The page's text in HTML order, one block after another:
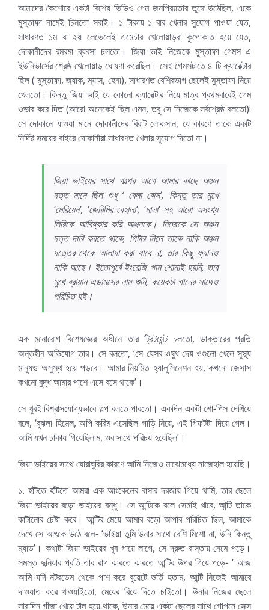
আমাদের কৈশোরে একটা বিশেষ ভিডিও গেম জনপ্রিয়তার তুঙ্গে উঠেছিল, একে
মুস্তাফা নামেই চিনতো সবাই। ১ টাকায় ১ বার খেলার সুযোগ পাওয়া যেত,
সাধারণত ১ম বা ২য় লেভেলেই এমেচার খেলোয়াড়রা কুপোকাত হয়ে যেত,
দোকানীদের রমরমা ব্যবসা চলতো। জিয়া ভাই নিজেকে মুস্তাফা গেমস এ
ইউনিভার্সের শ্রেষ্ঠ খেলোয়াড় ঘোষণা করেছিল। সেই গেমসটাতে ৪ টি ক্যারেক্টার
ছিল ( মুস্তাফা, জ্যাক, ম্যাস, হেনা), সাধারণত বেশিরভাগ ছেলেই মুস্তাফা নিয়ে
খেলতো। কিন্তু জিয়া ভাই যে কোনো ক্যারেক্টার নিয়ে মাত্র প্রথমবারেই গেম
ওভার করে দিত (আরো অনেকেই ছিল এমন, তবু সে নিজেকে সর্বশ্রেষ্ঠ বলতো)৷
সে দোকানে যাওয়া মানে দোকানীদের বিরাট লোকসান, যে কারণে তাকে একটি
নির্দিষ্ট সময়ের বাইরে দোকানীরা সাধারণত খেলার সুযোগ দিতো না।
জিয়া ভাইয়ের সাথে গল্পের আগে আমার কাছে অঞ্জন
দত্ত মানে ছিল শুধু ‘ বেলা বোস’, কিন্তু তার মুখে
‘মেরিয়েন’, ‘জেরিমির বেহালা’, ‘মালা’ সহ আরো অসংখ্য
লিরিকে আবিষ্কার করি অঞ্জনকে। নিজেকে সে অঞ্জন
দত্ত দাবি করতে থাকে, গিটার নিলে তাকে নাকি অঞ্জন
দত্তের থেকে আলাদা করা যাবে না, তার কিছু ফ্যানও
নাকি আছে। ইতোপূর্বে ইংরেজি গান শোনাই হয়নি, তার
মুখে ব্রায়ান এডামসের নাম শুনি, কয়েকটা গানের সাথেও
পরিচিত হই।
এক মনোরোগ বিশেষজ্ঞের অধীনে তার ট্রিটমেন্ট চলতো, ডাক্তারের প্রতি
অন্তহীন অভিযোগ তার। সে বলতো, ‘সে যেসব ওষুধ দেয় ওগুলো খেলে সুস্থ্য
মানুষও অসুস্থ হয়ে পড়বে। আমার নিয়মিত হ্যালুসিনেশন হয়, কখনো জেসাস
কখনো বুদ্ধ আমার পাশে এসে বসে থাকে’।
সে খুবই বিশ্বাসযোগ্যভাবে গল্প বলতে পারতো। একদিন একটা শো-পিস দেখিয়ে
বলে, ‘বুঝলা হিমেল, অপি করিম এসেছিল গাড়ি নিয়ে, এই গিফটটা দিয়ে গেল।
আমি যখন ঢাকায় গিয়েছিলাম, ওর সাথে পরিচয় হয়েছিল’।
জিয়া ভাইয়ের সাথে ঘোরাঘুরির কারণে আমি নিজেও মাঝেমধ্যে নাজেহাল হয়েছি।
১. হাঁটতে হাঁটতে আমরা এক আংকেলের বাসার দরজায় গিয়ে থামি, তার ছেলে
জিয়া ভাইয়ের বড়ো ভাইয়ের বন্ধু। সে আন্টিকে বলে সেমাই খাবে, আন্টি তাকে
কাটানোর চেষ্টা করে। আন্টির মেয়ে আমার বড়ো আপার পরিচিত ছিল, আমাকে
দেখে সে আৎকে উঠে বলে- ‘ভাইয়া তুমি উনার সাথে বেশি মিশো না, উনি কিন্তু
ম্যাড’। কথাটা জিয়া ভাইয়ের খুব গায়ে লাগে, সে দ্রুত রাস্তায় নেমে পড়ে।
সমস্ত দুনিয়ার প্রতি তার রাগ ঝারতে ঝারতে আন্টির উপর গিয়ে পড়ে- ‘ আজ
আমি যদি নটরডেম থেকে পাশ করে বুয়েটে ভর্তি হতাম, আন্টি নিজেই আমারে
দাওয়াত করে খাওয়াইতো, মেয়ের বিয়ে দিতে চাইতো। উনার নিজের ছেলে
সারাদিন গাঁজা খেয়ে টাল হয়ে থাকে, উনার মেয়ে একটা ছেলের সাথে গোপনে সেক্স